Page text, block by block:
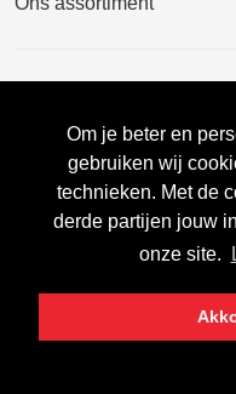
Om je beter en
gebruiken wij
technieken. Met de
derde partijen jouw
onze site.